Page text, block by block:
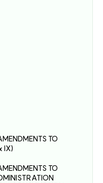
TO
IX)
TO